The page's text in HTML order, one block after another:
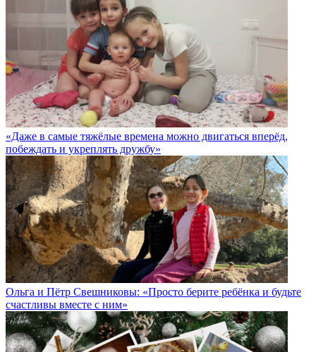
«Даже в самые тяжёлые времена можно двигаться вперёд,
побеждать и укреплять дружбу»
Ольга и Пётр Свешниковы: «Просто берите ребёнка и будьте
счастливы вместе с ним»